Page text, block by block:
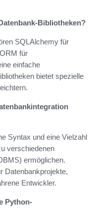
Bibliotheken?
SQLAlchemy für
für
einfache
bietet spezielle
Syntax und eine Vielzahl
verschiedenen
ermöglichen.
Datenbankprojekte,
Entwickler.
Python-